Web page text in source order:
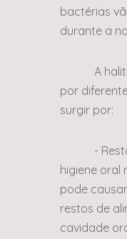
bactérias
durante a
A
por
surgir por:
- Restos
higiene oral
pode
restos de
cavidade